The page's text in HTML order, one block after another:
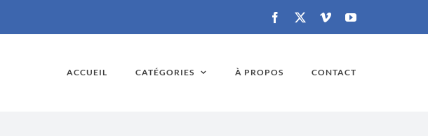
Facebook VimeoYouTube
ACCUEIL CATÉGORIES À PROPOS CONTACT